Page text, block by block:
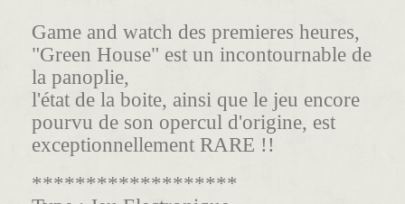
Game and watch des premieres heures,
"Green House" est un incontournable de
la panoplie,
l'état de la boite, ainsi que le jeu encore
pourvu de son opercul d'origine, est
exceptionnellement RARE !!
*******************